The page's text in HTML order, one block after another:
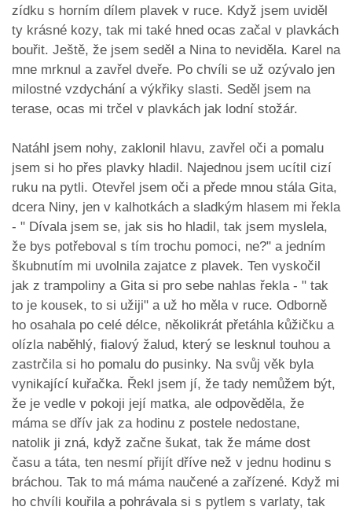
zídku s horním dílem plavek v ruce. Když jsem uviděl
ty krásné kozy, tak mi také hned ocas začal v plavkách
bouřit. Ještě, že jsem seděl a Nina to neviděla. Karel na
mne mrknul a zavřel dveře. Po chvíli se už ozývalo jen
milostné vzdychání a výkřiky slasti. Seděl jsem na
terase, ocas mi trčel v plavkách jak lodní stožár.
Natáhl jsem nohy, zaklonil hlavu, zavřel oči a pomalu
jsem si ho přes plavky hladil. Najednou jsem ucítil cizí
ruku na pytli. Otevřel jsem oči a přede mnou stála Gita,
dcera Niny, jen v kalhotkách a sladkým hlasem mi řekla
- " Dívala jsem se, jak sis ho hladil, tak jsem myslela,
že bys potřeboval s tím trochu pomoci, ne?" a jedním
škubnutím mi uvolnila zajatce z plavek. Ten vyskočil
jak z trampoliny a Gita si pro sebe nahlas řekla - " tak
to je kousek, to si užiji" a už ho měla v ruce. Odborně
ho osahala po celé délce, několikrát přetáhla kůžičku a
olízla naběhlý, fialový žalud, který se lesknul touhou a
zastrčila si ho pomalu do pusinky. Na svůj věk byla
vynikající kuřačka. Řekl jsem jí, že tady nemůžem být,
že je vedle v pokoji její matka, ale odpověděla, že
máma se dřív jak za hodinu z postele nedostane,
natolik ji zná, když začne šukat, tak že máme dost
času a táta, ten nesmí přijít dříve než v jednu hodinu s
bráchou. Tak to má máma naučené a zařízené. Když mi
ho chvíli kouřila a pohrávala si s pytlem s varlaty, tak